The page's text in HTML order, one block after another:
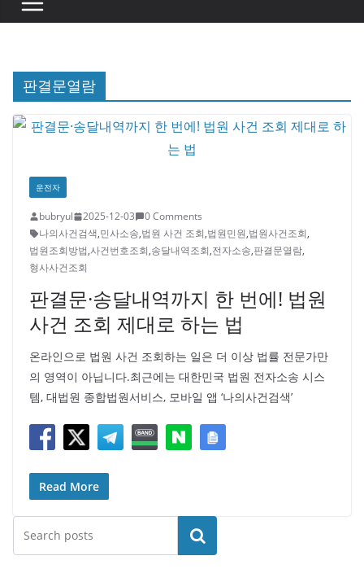
판결문열람
운전자
bubryul 2025-12-03
0 Comments
나의사건검색,민사소송,법원 사건 조회,법원민원,법원사건조회,
법원조회방법,사건번호조회,송달내역조회,전자소송,판결문열람,
형사사건조회
판결문·송달내역까지 한 번에! 법원
사건 조회 제대로 하는 법
온라인으로 법원 사건 조회하는 일은 더 이상 법률 전문가만
의 영역이 아닙니다.최근에는 대한민국 법원 전자소송 시스
템, 대법원 종합법원서비스, 모바일 앱 ‘나의사건검색’
Read More
검색